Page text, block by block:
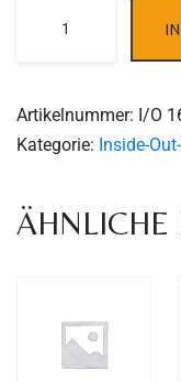
Artikelnummer: I/O
Kategorie: Inside-
ÄHNLICHE
Personen